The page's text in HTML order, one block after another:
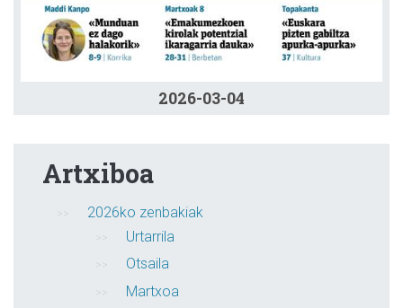
2026-03-04
Artxiboa
2026ko zenbakiak
Urtarrila
Otsaila
Martxoa